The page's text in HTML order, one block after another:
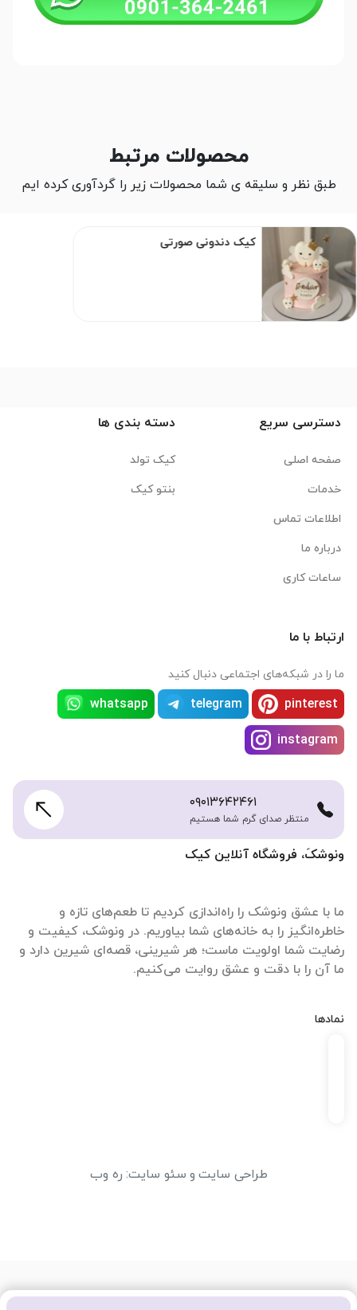
محصولات مرتبط
طبق نظر و سلیقه ی شما محصولات زیر را گردآوری کرده ایم
کیک دندونی صورتی
ونوشکَ، فروشگاه آنلاین کیک
ما با عشق ونوشک را راه‌اندازی کردیم تا طعم‌های تازه و
خاطره‌انگیز را به خانه‌های شما بیاوریم. در ونوشک، کیفیت و
رضایت شما اولویت ماست؛ هر شیرینی، قصه‌ای شیرین دارد و
ما آن را با دقت و عشق روایت می‌کنیم.
نمادها
دسترسی سریع
صفحه اصلی
خدمات
اطلاعات تماس
درباره ما
ساعات کاری
دسته بندی ها
کیک تولد
بنتو کیک
ارتباط با ما
ما را در شبکه‌های اجتماعی دنبال کنید
pinterest
telegram
whatsapp
instagram
۰۹۰۱۳۶۴۲۴۶۱
منتظر صدای گرم شما هستیم
طراحی سایت و سئو سایت: ره وب